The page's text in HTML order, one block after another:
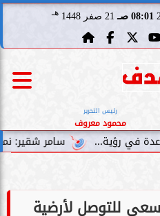
08:01 صـ 21 صفر 1448 هـ
رئيس التحرير
محمود معروف
سامر شقير: نمو صناديق
للتوصل لأرضية